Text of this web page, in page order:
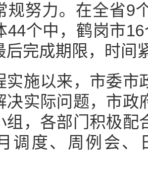
规努力。在全省9
44个中，鹤岗市
后完成期限，时间
以来，市委市
决实际问题，市政
组，各部门积极配
调度、周例会、